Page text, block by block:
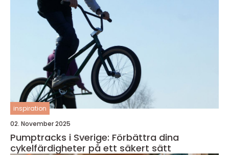
inspiration
02. November 2025
Pumptracks i Sverige: Förbättra dina
cykelfärdigheter på ett säkert sätt